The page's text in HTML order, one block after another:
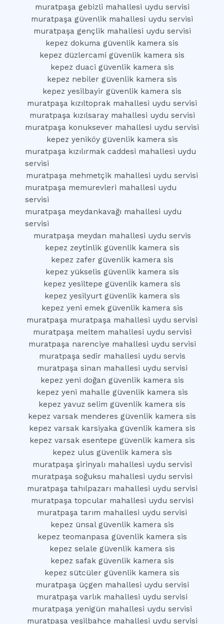
muratpaşa gebizli mahallesi uydu servisi
muratpaşa güvenlik mahallesi uydu servisi
muratpaşa gençlik mahallesi uydu servisi
kepez dokuma güvenlik kamera sis
kepez düzlercami güvenlik kamera sis
kepez duaci güvenlik kamera sis
kepez nebiler güvenlik kamera sis
kepez yesilbayir güvenlik kamera sis
muratpaşa kızıltoprak mahallesi uydu servisi
muratpaşa kızılsaray mahallesi uydu servisi
muratpaşa konuksever mahallesi uydu servisi
kepez yeniköy güvenlik kamera sis
muratpaşa kızılırmak caddesi mahallesi uydu
servisi
muratpaşa mehmetçik mahallesi uydu servisi
muratpaşa memurevleri mahallesi uydu
servisi
muratpaşa meydankavağı mahallesi uydu
servisi
muratpaşa meydan mahallesi uydu servis
kepez zeytinlik güvenlik kamera sis
kepez zafer güvenlik kamera sis
kepez yükselis güvenlik kamera sis
kepez yesiltepe güvenlik kamera sis
kepez yesilyurt güvenlik kamera sis
kepez yeni emek güvenlik kamera sis
muratpaşa muratpaşa mahallesi uydu servisi
muratpaşa meltem mahallesi uydu servisi
muratpaşa narenciye mahallesi uydu servisi
muratpaşa sedir mahallesi uydu servis
muratpaşa sinan mahallesi uydu servisi
kepez yeni doğan güvenlik kamera sis
kepez yeni mahalle güvenlik kamera sis
kepez yavuz selim güvenlik kamera sis
kepez varsak menderes güvenlik kamera sis
kepez varsak karsiyaka güvenlik kamera sis
kepez varsak esentepe güvenlik kamera sis
kepez ulus güvenlik kamera sis
muratpaşa şirinyalı mahallesi uydu servisi
muratpaşa soğuksu mahallesi uydu servisi
muratpaşa tahılpazarı mahallesi uydu servisi
muratpaşa topcular mahallesi uydu servisi
muratpaşa tarım mahallesi uydu servisi
kepez ünsal güvenlik kamera sis
kepez teomanpasa güvenlik kamera sis
kepez selale güvenlik kamera sis
kepez safak güvenlik kamera sis
kepez sütcüler güvenlik kamera sis
muratpaşa üçgen mahallesi uydu servisi
muratpaşa varlık mahallesi uydu servisi
muratpaşa yenigün mahallesi uydu servisi
muratpaşa yeşilbahçe mahallesi uydu servisi